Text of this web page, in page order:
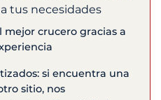
tus necesidades
crucero gracias a
si encuentra una
sitio, nos